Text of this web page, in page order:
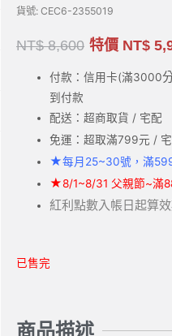
貨號: CEC6-2355019
NT$8,600 特價 NT$
付款：信用卡(滿3000
到付款
配送：超商取貨 / 宅配
免運：超取滿799元 /
★每月25~30號，滿
★8/1~8/31 父親節~滿
紅利點數入帳日起算
已售完
商品描述